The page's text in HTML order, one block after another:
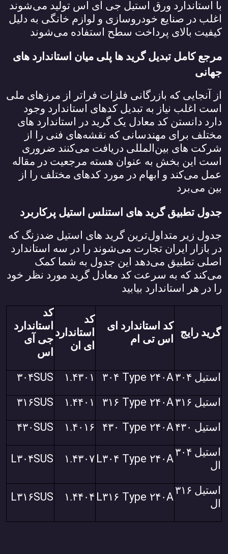
با استاندارد ورق استیل جی آی اس تولید می‌شوند
اغلب در صنایع خودروسازی و لوازم خانگی به دلیل
کیفیت بالای پرداخت سطح استفاده می‌شوند
مرجع کامل تبدیل گرید ها پلی میان استاندارد های
جهانی
از آنجایی که بازرگانی فلزات فراتر از مرزهای ملی
است اغلب نیاز به تبدیل کدهای استاندارد وجود
دارد دانستن کد معادل یک گرید در استاندارد های
مختلف برای مهندسانی که نقشه‌های فنی را از
شرکت‌ های بین‌المللی دریافت می‌کنند ضروری
است این بخش به عنوان هسته مرجعیت در مقاله
عمل می‌کند و ابهام در مورد کدهای مختلف را از
بین می‌برد
جدول تطبیق گرید های استنلس استیل پرکاربرد
جدول زیر متداول‌ترین گرید های استیل ضدزنگ که
در بازار ایران تجارت می‌شوند را در سه استاندارد
اصلی تطبیق می‌دهد این جدول به شما کمک
می‌کند که به سرعت کد معادل گرید مورد نظر خود
را در هر استاندارد بیابید
گرید رایج
کد استاندارد ای
اس تی ام
کد
استاندارد
ای ان
کد
استاندارد
جی آی
اس
استیل ۳۰۴A۲۴۰ Type ۳۰۴ ۱.۴۳۰۱ SUS۳۰۴
استیل ۳۱۶A۲۴۰ Type ۳۱۶ ۱.۴۴۰۱ SUS۳۱۶
استیل ۴۳۰A۲۴۰ Type ۴۳۰ ۱.۴۰۱۶ SUS ۴۳۰
استیل ۳۰۴
ال
A۲۴۰ Type ۳۰۴L ۱.۴۳۰۷ SUS۳۰۴L
استیل ۳۱۶
ال
A۲۴۰ Type ۳۱۶L ۱.۴۴۰۴ SUS۳۱۶L